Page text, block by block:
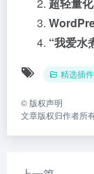
“我爱水
精选插
© 版权声明
文章版权归作者所